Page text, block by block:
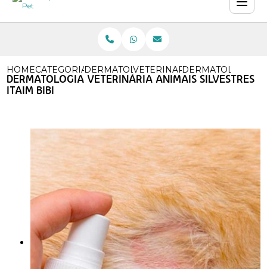
HOMECATEGORIASDERMATOLOGIA VETERINARIA
VETERINARIODERMATOLOGIA
DERMATOLOGIA VETERINÁRIA ANIMAIS SILVESTRES
ITAIM BIBI